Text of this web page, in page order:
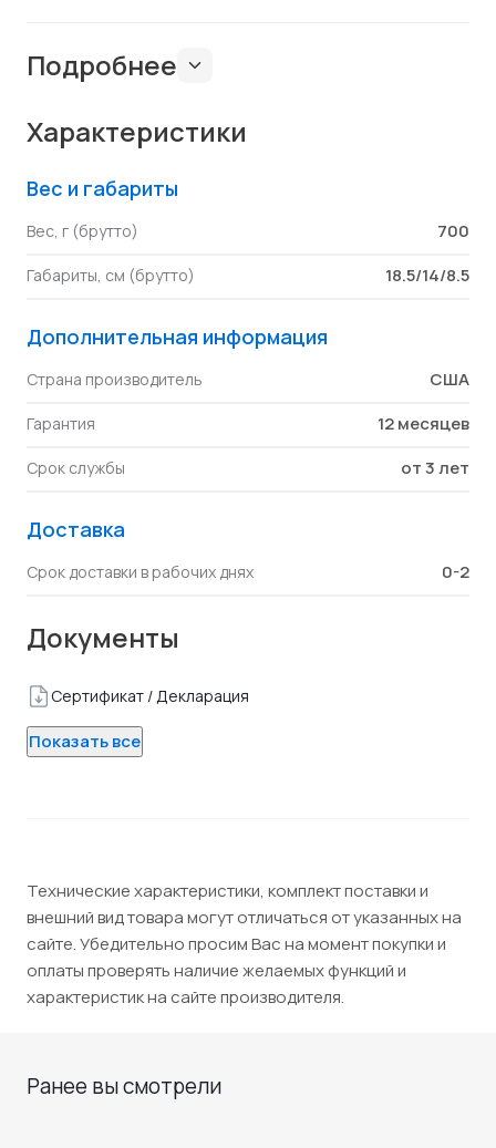
Подробнее
Характеристики
Вес и габариты
Вес, г (брутто) 700
Габариты, см (брутто) 18.5/14/8.5
Дополнительная информация
Страна производитель США
Гарантия 12 месяцев
Срок службы от 3 лет
Доставка
Срок доставки в рабочих днях 0-2
Документы
Сертификат / Декларация
Показать все
Технические характеристики, комплект поставки и
внешний вид товара могут отличаться от указанных на
сайте. Убедительно просим Вас на момент покупки и
оплаты проверять наличие желаемых функций и
характеристик на сайте производителя.
Ранее вы смотрели